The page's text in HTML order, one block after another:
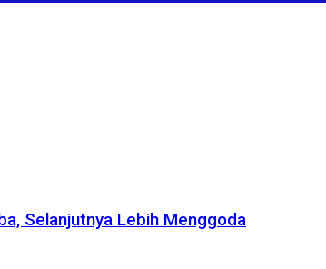
Selanjutnya Lebih Menggoda